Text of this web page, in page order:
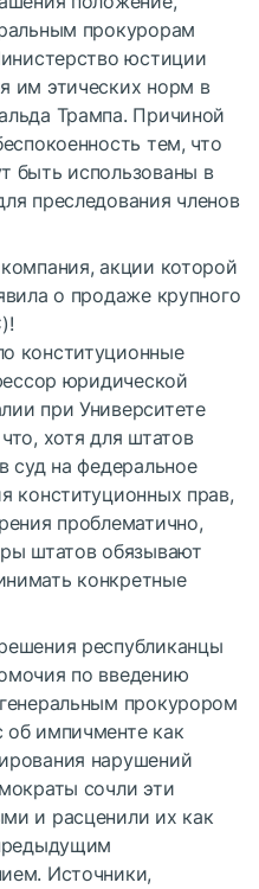
прокурорам
юстиции
им этических норм в
Трампа. Причиной
тем, что
быть использованы в
преследования членов
акции которой
о продаже крупного
конституционные
юридической
при Университете
хотя для штатов
суд на федеральное
конституционных прав,
проблематично,
штатов обязывают
конкретные
республиканцы
по введению
прокурором
импичменте как
нарушений
сочли эти
и расценили их как
Источники,